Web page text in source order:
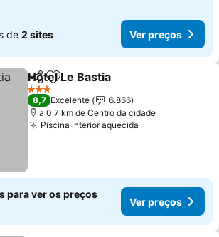
de 2 sites Ver preços
PartilharAdicionar aos favoritos
Hôtel Le Bastia
3 Estrelas
8,7 Excelente
6.866
a 0.7 km de Centro da cidade
Piscina interior aquecida
para ver os preços
Ver preços